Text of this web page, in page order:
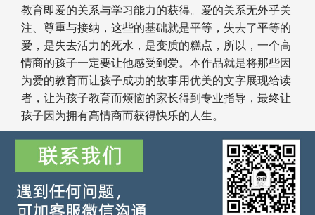
教育即爱的关系与学习能力的获得。爱的关系无外乎关
注、尊重与接纳，这些的基础就是平等，失去了平等的
爱，是失去活力的死水，是变质的糕点，所以，一个高
情商的孩子一定要让他感受到爱。本作品就是将那些因
为爱的教育而让孩子成功的故事用优美的文字展现给读
者，让为孩子教育而烦恼的家长得到专业指导，最终让
孩子因为拥有高情商而获得快乐的人生。